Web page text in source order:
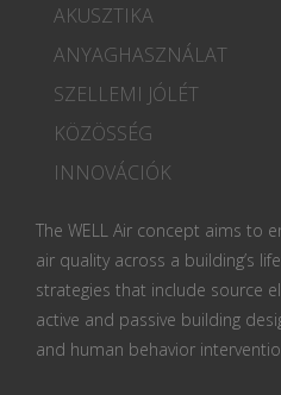
AKUSZTIKA
ANYAGHASZNÁLAT
SZELLEMI JÓLÉT
KÖZÖSSÉG
INNOVÁCIÓK
The WELL Air concept aims to
air quality across a building’s
strategies that include source
active and passive building
and human behavior